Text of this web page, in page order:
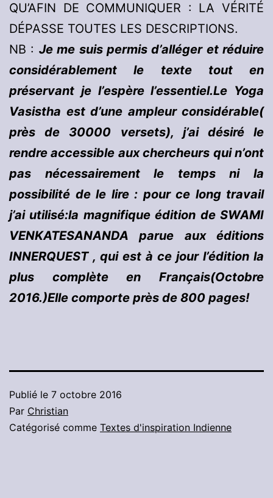
QU’AFIN DE COMMUNIQUER : LA VÉRITÉ
DÉPASSE TOUTES LES DESCRIPTIONS.
NB : Je me suis permis d’alléger et réduire
considérablement le texte tout en
préservant je l’espère l’essentiel.Le Yoga
Vasistha est d’une ampleur considérable(
près de 30000 versets), j’ai désiré le
rendre accessible aux chercheurs qui n’ont
pas nécessairement le temps ni la
possibilité de le lire : pour ce long travail
j’ai utilisé:la magnifique édition de SWAMI
VENKATESANANDA parue aux éditions
INNERQUEST , qui est à ce jour l’édition la
plus complète en Français(Octobre
2016.)Elle comporte près de 800 pages!
Publié le 7 octobre 2016
Par Christian
Catégorisé comme Textes d'inspiration Indienne